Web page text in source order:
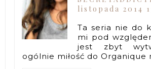
listopada 2014
Ta seria nie do
mi pod
jest zbyt
ogólnie miłość do Organique